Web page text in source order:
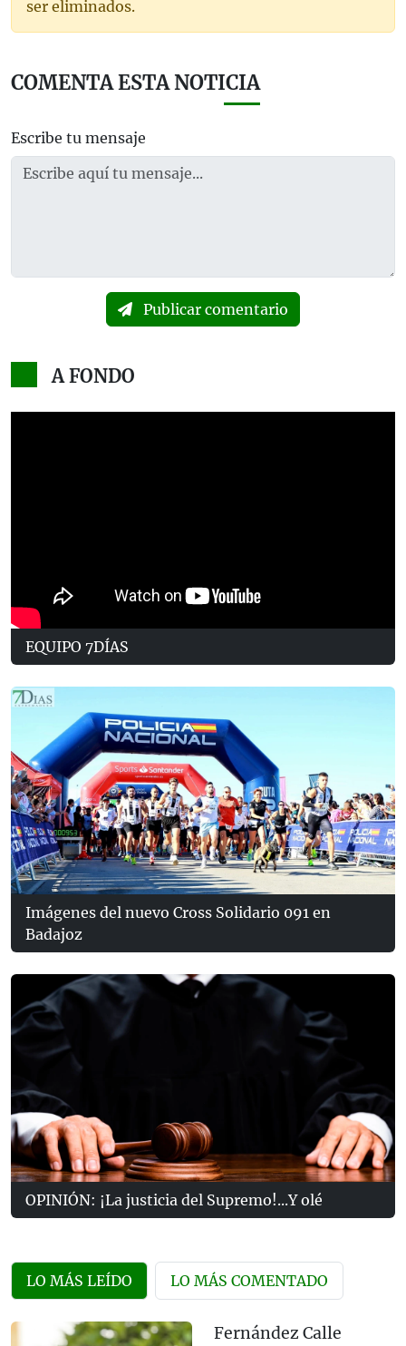
ser eliminados.
COMENTA ESTA NOTICIA
Escribe tu mensaje
Publicar comentario
A FONDO
EQUIPO 7DÍAS
Imágenes del nuevo Cross Solidario 091 en
Badajoz
OPINIÓN: ¡La justicia del Supremo!...Y olé
LO MÁS LEÍDO LO MÁS COMENTADO
Fernández Calle